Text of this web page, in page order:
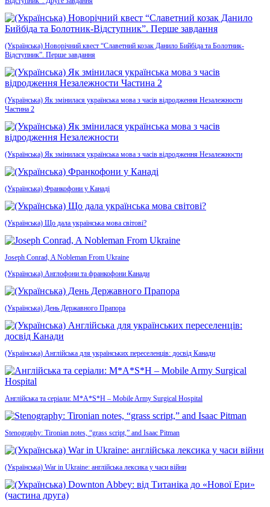
(Українська) Новорічний квест “Славетний козак Данило Бийбіда та Болотник-
Відступник”. Перше завдання
(Українська) Як змінилася українська мова з часів відродження Незалежности
Частина 2
(Українська) Як змінилася українська мова з часів відродження Незалежности
(Українська) Франкофони у Канаді
(Українська) Що дала українська мова світові?
Joseph Conrad, A Nobleman From Ukraine
(Українська) Англофони та франкофони Канади
(Українська) День Державного Прапора
(Українська) Англійська для українських переселенців: досвід Канади
Англійська та серіали: M*A*S*H – Mobile Army Surgical Hospital
Stenography: Tironian notes, “grass script,” and Isaac Pitman
(Українська) War in Ukraine: англійська лексика у часи війни